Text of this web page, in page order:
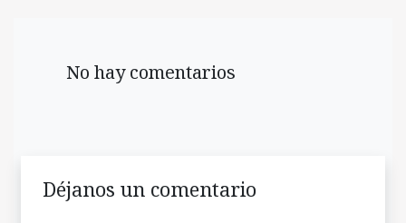
No hay comentarios
Déjanos un comentario